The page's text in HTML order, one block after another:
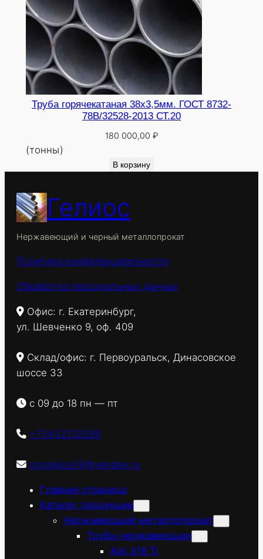
Труба горячекатаная 38х3,5мм. ГОСТ 8732-
78В/32528-2013 СТ.20
180 000,00 ₽
(тонны)
В корзину
Гелиос
Нержавеющий и черный металлопрокат
Политика конфиденциальности
Обработка персональных данных
Офис: г. Екатеринбург,
ул. Шевченко 9, оф. 409
Склад/офис: г. Первоуральск, Динасовское
шоссе 33
с 09 до 18 пн — пт
+73432720289
ooogelios14@yandex.ru
Главная страница
Каталог продукции
Нержавеющий металлопрокат
Трубы нержавеющие
Aisi 316 Ti